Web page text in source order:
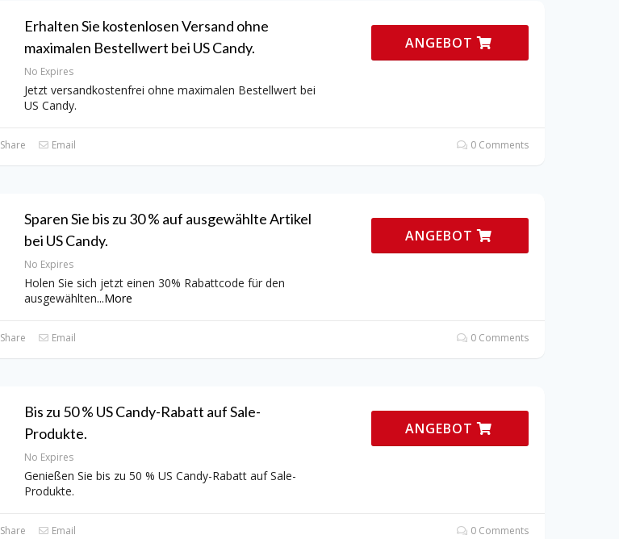
Erhalten Sie kostenlosen Versand ohne
maximalen Bestellwert bei US Candy.
No Expires
Jetzt versandkostenfrei ohne maximalen Bestellwert bei
US Candy.
ANGEBOT
Share Email 0 Comments
Sparen Sie bis zu 30 % auf ausgewählte Artikel
bei US Candy.
No Expires
Holen Sie sich jetzt einen 30% Rabattcode für den
ausgewählten...More
ANGEBOT
Share Email 0 Comments
Bis zu 50 % US Candy-Rabatt auf Sale-
Produkte.
No Expires
Genießen Sie bis zu 50 % US Candy-Rabatt auf Sale-
Produkte.
ANGEBOT
Share Email 0 Comments